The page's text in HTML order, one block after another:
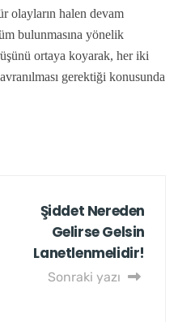
olayların halen devam
bulunmasına yönelik
ortaya koyarak, her iki
gerektiği konusunda
Şiddet Nereden
Gelirse Gelsin
Lanetlenmelidir!
Sonraki yazı